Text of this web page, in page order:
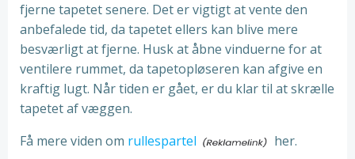
fjerne tapetet senere. Det er vigtigt at vente den
anbefalede tid, da tapetet ellers kan blive mere
besværligt at fjerne. Husk at åbne vinduerne for at
ventilere rummet, da tapetopløseren kan afgive en
kraftig lugt. Når tiden er gået, er du klar til at skrælle
tapetet af væggen.
Få mere viden om rullespartel her.